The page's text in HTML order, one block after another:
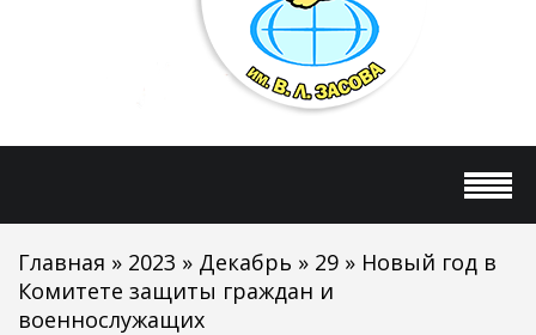
Главная » 2023 » Декабрь » 29 » Новый год в
Комитете защиты граждан и
военнослужащих